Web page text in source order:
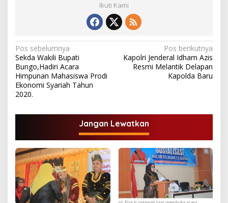
Ikuti Kami
N
a
v
i
s
i
p
o
s
Pos sebelumnya
Sekda Wakili Bupati
Bungo,Hadiri Acara
Himpunan Mahasiswa Prodi
Ekonomi Syariah Tahun
2020.
Pos berikutnya
Kapolri Jenderal Idham Azis
Resmi Melantik Delapan
Kapolda Baru
Jangan Lewatkan